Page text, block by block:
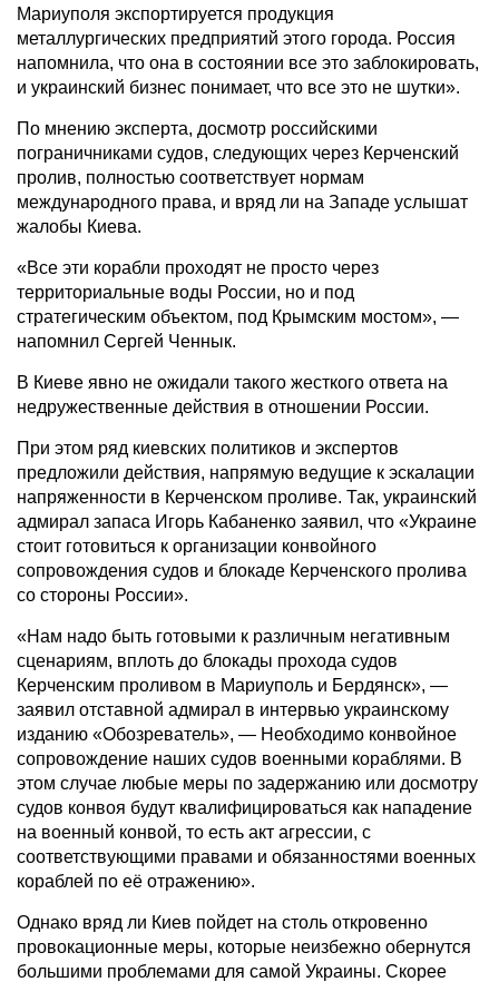
Мариуполя экспортируется продукция
металлургических предприятий этого города. Россия
напомнила, что она в состоянии все это заблокировать,
и украинский бизнес понимает, что все это не шутки».
По мнению эксперта, досмотр российскими
пограничниками судов, следующих через Керченский
пролив, полностью соответствует нормам
международного права, и вряд ли на Западе услышат
жалобы Киева.
«Все эти корабли проходят не просто через
территориальные воды России, но и под
стратегическим объектом, под Крымским мостом», —
напомнил Сергей Ченнык.
В Киеве явно не ожидали такого жесткого ответа на
недружественные действия в отношении России.
При этом ряд киевских политиков и экспертов
предложили действия, напрямую ведущие к эскалации
напряженности в Керченском проливе. Так, украинский
адмирал запаса Игорь Кабаненко заявил, что «Украине
стоит готовиться к организации конвойного
сопровождения судов и блокаде Керченского пролива
со стороны России».
«Нам надо быть готовыми к различным негативным
сценариям, вплоть до блокады прохода судов
Керченским проливом в Мариуполь и Бердянск», —
заявил отставной адмирал в интервью украинскому
изданию «Обозреватель», — Необходимо конвойное
сопровождение наших судов военными кораблями. В
этом случае любые меры по задержанию или досмотру
судов конвоя будут квалифицироваться как нападение
на военный конвой, то есть акт агрессии, с
соответствующими правами и обязанностями военных
кораблей по её отражению».
Однако вряд ли Киев пойдет на столь откровенно
провокационные меры, которые неизбежно обернутся
большими проблемами для самой Украины. Скорее